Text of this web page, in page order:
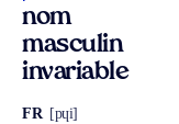
nom
masculin
invariable
FR [pɥi]